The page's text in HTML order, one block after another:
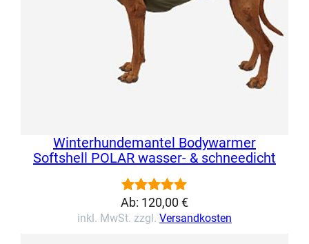
Winterhundemantel Bodywarmer
Softshell POLAR wasser- & schneedicht
Bewertet
mit5.00
11
Ab: 120,00 €
inkl. MwSt. zzgl. Versandkosten